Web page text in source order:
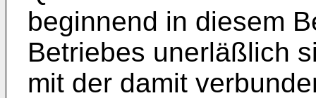
beginnend in diesem
Betriebes unerläßlich
mit der damit